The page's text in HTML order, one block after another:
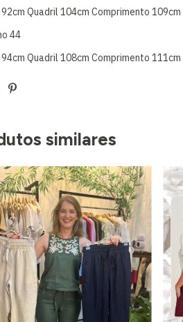
Quadril 104cm Comprimento 109cm
44
Quadril 108cm Comprimento 111cm
similares